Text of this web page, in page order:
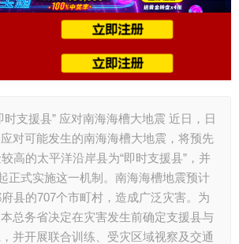
时支援县” 应对南海海槽大地震 近日，日
对可能发生的南海海槽大地震，将预先
高的太平洋沿岸县为“即时支援县”，并
正式实施这一机制。南海海槽地震预计
县的707个市町村，造成广泛灾害。为
总务省决定在灾害发生前确定支援县与
并开展联合训练、受灾区域视察及交通